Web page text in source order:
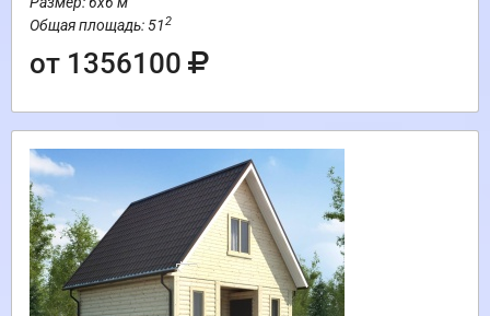
Общая площадь: 512
от 1356100